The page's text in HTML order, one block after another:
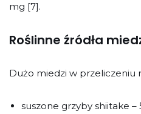
mg [7].
Roślinne źródła
Dużo miedzi w przeliczeniu
suszone grzyby shiitake –